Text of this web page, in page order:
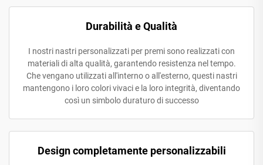
Durabilità e Qualità
I nostri nastri personalizzati per premi sono realizzati con
materiali di alta qualità, garantendo resistenza nel tempo.
Che vengano utilizzati all'interno o all'esterno, questi nastri
mantengono i loro colori vivaci e la loro integrità, diventando
così un simbolo duraturo di successo
Design completamente personalizzabili